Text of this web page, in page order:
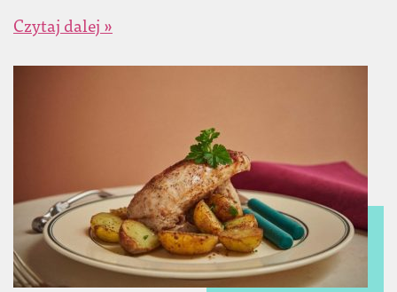
Czytaj dalej »